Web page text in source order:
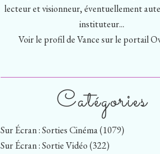
Catégories
Sur Écran : Sorties Cinéma(1079)
Sur Écran : Sortie Vidéo(322)
lecteur et visionneur, éventuellement
instituteur...
Voir le profil deVancesur le portail